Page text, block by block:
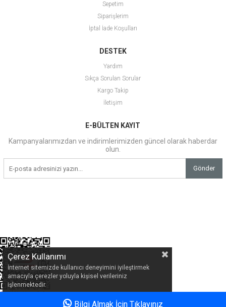
Sepetim
Siparişlerim
İptal İade Koşulları
DESTEK
Yardım
Sıkça Sorulan Sorular
Kargo Takip
İletişim
E-BÜLTEN KAYIT
Kampanyalarımızdan ve indirimlerimizden güncel olarak haberdar
olun.
Gönder
Bilgi Almak İçin Tıklayınız
Çerez Kullanımı
İnternet sitemizde kullanıcı deneyimini iyileştirmek
amacıyla çerezler yoluyla kişisel verileriniz
işlenmektedir.